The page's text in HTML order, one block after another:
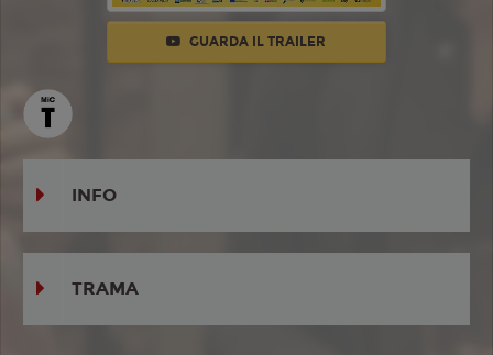
GUARDA IL TRAILER
INFO
TRAMA